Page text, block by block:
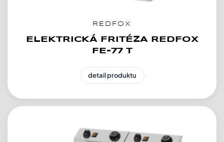
REDFOX
ELEKTRICKÁ FRITÉZA REDFOX
FE-77 T
detail produktu